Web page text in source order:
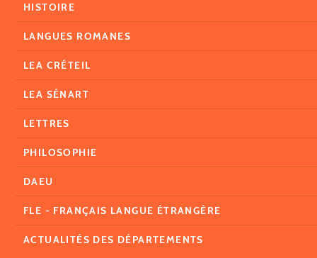
HISTOIRE
LANGUES ROMANES
LEA CRÉTEIL
LEA SÉNART
LETTRES
PHILOSOPHIE
DAEU
FLE - FRANÇAIS LANGUE ÉTRANGÈRE
ACTUALITÉS DES DÉPARTEMENTS